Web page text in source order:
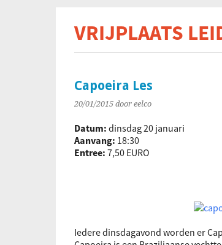
VRIJPLAATS
Capoeira Les
20/01/2015 door eelco
Datum: dinsdag 20 januari
Aanvang: 18:30
Entree: 7,50 EURO
Iedere dinsdagavond worden er